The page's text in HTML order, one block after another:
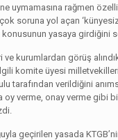
uymamasına rağmen
soruna yol açan
konusunun yasaya girdiğini
kurumlardan görüş
komite üyesi
tarafından verildiğini
oy verme, onay verme gibi
geçirilen yasada